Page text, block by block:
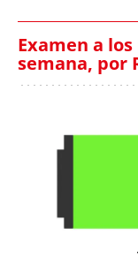
Examen a
semana, por